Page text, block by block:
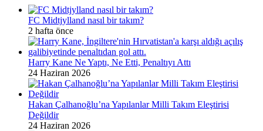
FC Midtjylland nasıl bir takım?
2 hafta önce
Harry Kane Ne Yaptı, Ne Etti, Penaltıyı Attı
24 Haziran 2026
Hakan Çalhanoğlu’na Yapılanlar Milli Takım Eleştirisi
Değildir
24 Haziran 2026